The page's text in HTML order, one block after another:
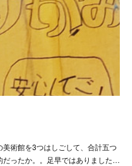
術館を3つはしごして、合計五つ
だったか。。足早ではありました…